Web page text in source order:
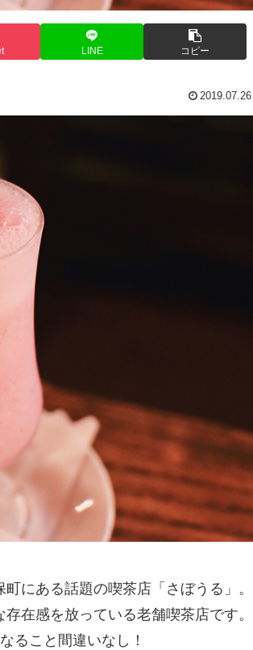
LINE コピー
2019.07.26
にある話題の喫茶店「さぼうる」。
在感を放っている老舗喫茶店です。
ること間違いなし！